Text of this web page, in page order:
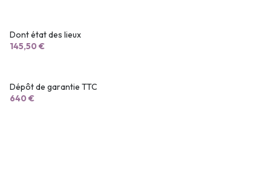
Dont état des lieux
145,50 €
Dépôt de garantie TTC
640 €